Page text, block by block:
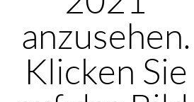
anzusehen.
Klicken Sie